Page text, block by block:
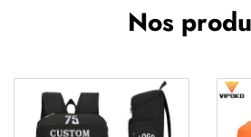
Nos